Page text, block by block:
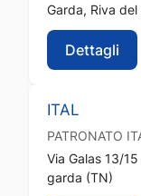
Garda, Riva
Dettagli
ITAL
PATRONATO
Via Galas 13/
garda (TN)